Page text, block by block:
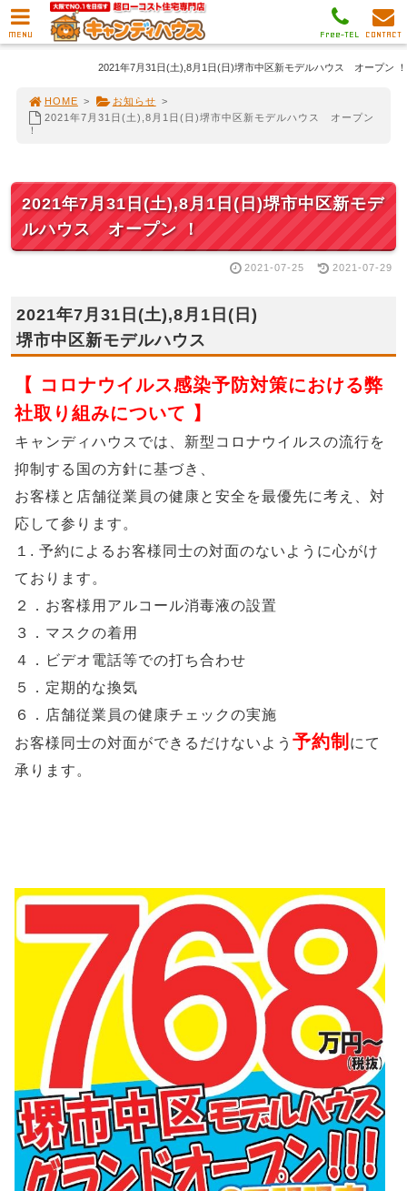
2021年7月31日(土),8月1日(日)堺市中区新モデルハウス オープン ！
HOME > お知らせ >
2021年7月31日(土),8月1日(日)堺市中区新モデルハウス オープン
！
2021年7月31日(土),8月1日(日)堺市中区新モデ
ルハウス オープン ！
2021-07-25 2021-07-29
2021年7月31日(土),8月1日(日)
堺市中区新モデルハウス
【 コロナウイルス感染予防対策における弊
社取り組みについて 】
キャンディハウスでは、新型コロナウイルスの流行を
抑制する国の方針に基づき、
お客様と店舗従業員の健康と安全を最優先に考え、対
応して参ります。
１. 予約によるお客様同士の対面のないように心がけ
ております。
２．お客様用アルコール消毒液の設置
３．マスクの着用
４．ビデオ電話等での打ち合わせ
５．定期的な換気
６．店舗従業員の健康チェックの実施
お客様同士の対面ができるだけないよう 予約制 にて
承ります。
MENU CONTACT
Free-TEL